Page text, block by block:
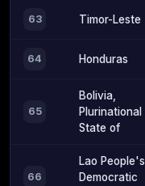
63 Timor-Leste
64 Honduras
65
Bolivia,
Plurinational
State of
66
Lao People's
Democratic